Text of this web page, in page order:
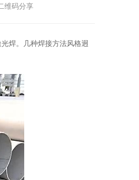
维码分享
焊。几种焊接方法风格迥